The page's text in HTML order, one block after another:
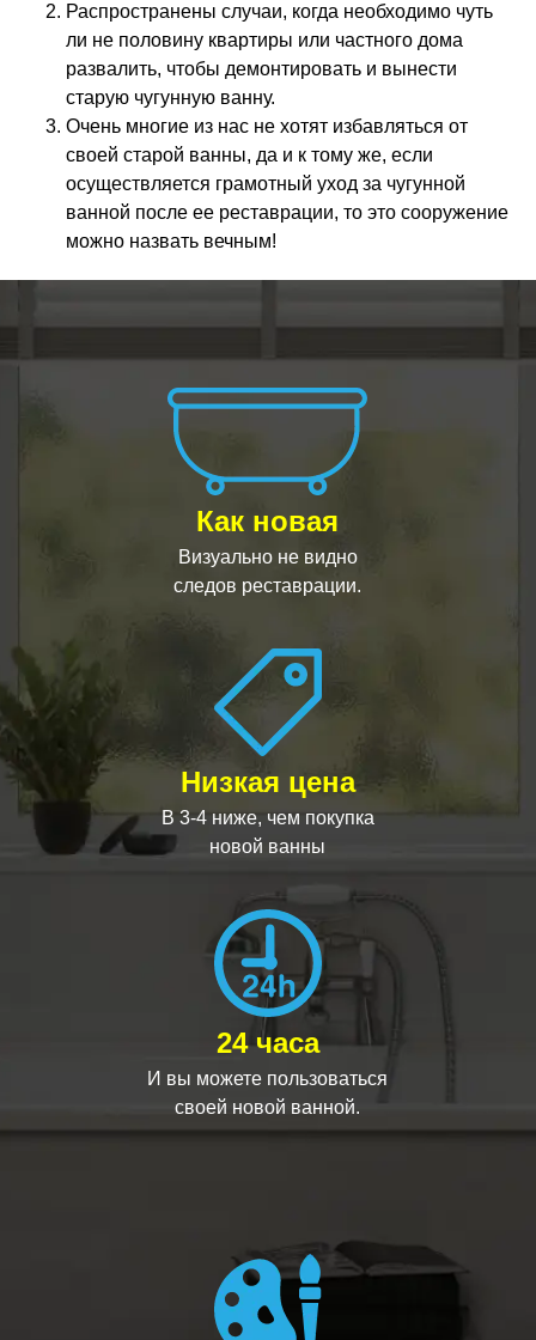
Распространены случаи, когда необходимо чуть
ли не половину квартиры или частного дома
развалить, чтобы демонтировать и вынести
старую чугунную ванну.
Очень многие из нас не хотят избавляться от
своей старой ванны, да и к тому же, если
осуществляется грамотный уход за чугунной
ванной после ее реставрации, то это сооружение
можно назвать вечным!
Как новая
Визуально не видно
следов реставрации.
Низкая цена
В 3-4 ниже, чем покупка
новой ванны
24 часа
И вы можете пользоваться
своей новой ванной.